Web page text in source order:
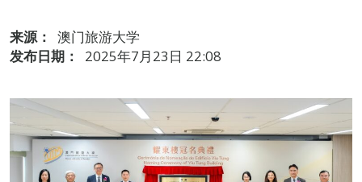
来源：
澳门旅游大学
发布日期：
2025年7月23日 22:08